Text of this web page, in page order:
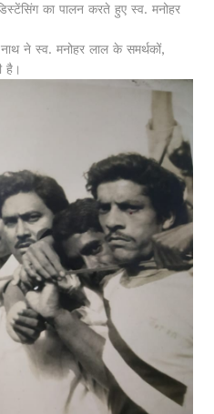
का पालन करते हुए स्व. मनोहर
नाथ ने स्व. मनोहर लाल के समर्थकों,
है।